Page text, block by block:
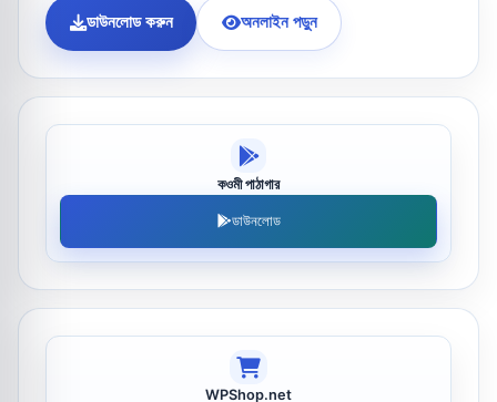
ডাউনলোড করুন অনলাইন পড়ুন
কওমী পাঠাগার
ডাউনলোড
WPShop.net